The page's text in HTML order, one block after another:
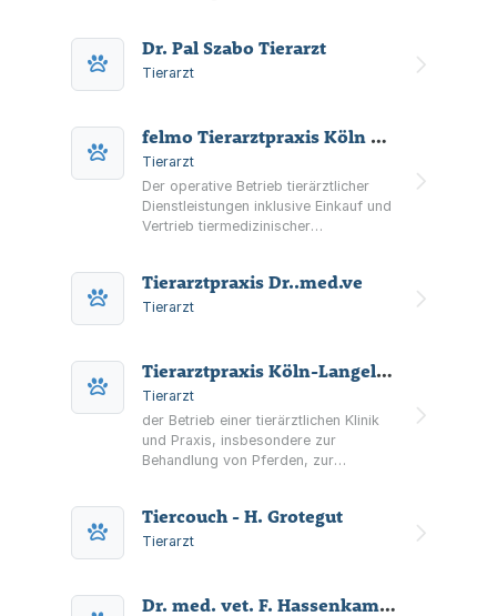
Chirurgie, Zahnheilkunde, Impfungen
und Tierkennzeichnung.
Dr. Pal Szabo Tierarzt
Tierarzt
felmo Tierarztpraxis Köln UG (haftungsbeschränkt)
Tierarzt
Der operative Betrieb tierärztlicher
Dienstleistungen inklusive Einkauf und
Vertrieb tiermedizinischer
Tierarztpraxis Dr..med.ve
Tierarzt
Tierarztpraxis Köln-Langel GmbH
Tierarzt
der Betrieb einer tierärztlichen Klinik
und Praxis, insbesondere zur
Behandlung von Pferden, zur
Vertrieb von tierärztlichen
Medikamenten, zum Betrieb eines
Tätigkeiten und Vorträge
Tiercouch - H. Grotegut
Tierarzt
Dr. med. vet. F. Hassenkamp prakt. Tierarzt